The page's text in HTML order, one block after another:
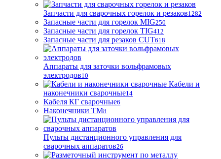
Запчасти для сварочных горелок и резаков1282
Запасные части для горелок MIG250
Запасные части для горелок TIG412
Запасные части для резаков CUT618
Аппараты для заточки вольфрамовых
электродов10
Кабели и
наконечники сварочные14
Кабеля КГ сварочные6
Наконечники ТМ8
Пульты дистанционного управления для
сварочных аппаратов26